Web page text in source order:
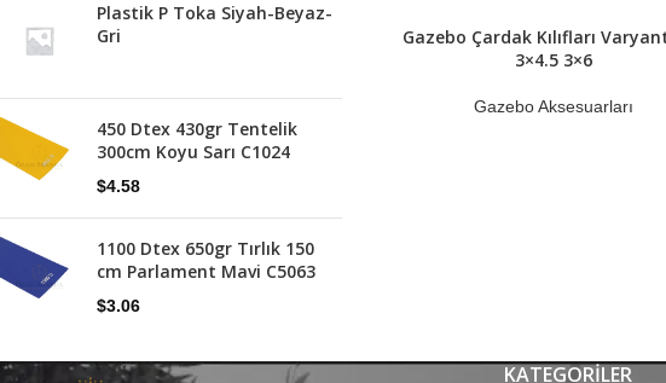
Plastik P Toka Siyah-Beyaz-
Gri
450 Dtex 430gr Tentelik
300cm Koyu Sarı C1024
$4.58
1100 Dtex 650gr Tırlık 150
cm Parlament Mavi C5063
$3.06
Gazebo Çardak Kılıfları
3×4.5 3×6
Gazebo Aksesuarları
KATEGORILER